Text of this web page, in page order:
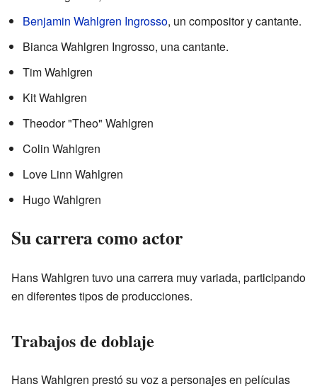
Benjamin Wahlgren Ingrosso, un compositor y cantante.
Bianca Wahlgren Ingrosso, una cantante.
Tim Wahlgren
Kit Wahlgren
Theodor "Theo" Wahlgren
Colin Wahlgren
Love Linn Wahlgren
Hugo Wahlgren
Su carrera como actor
Hans Wahlgren tuvo una carrera muy variada, participando
en diferentes tipos de producciones.
Trabajos de doblaje
Hans Wahlgren prestó su voz a personajes en películas